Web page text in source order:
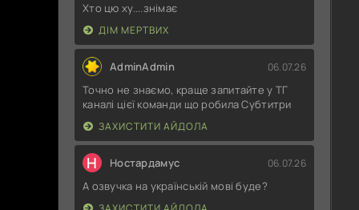
Хто цю ху....знімає
ДІМ МЕРТВИХ
AdminAdmin 06.07.26
Точно не знаємо, краще запитайте у ТГ
каналі цієї команди що робила Субтитри
ЗАХИСТИТИ АЙДОЛА
Н Ностардамус 06.07.26
А озвучка на українській мові буде?